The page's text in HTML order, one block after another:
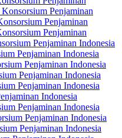
Penjaminan
Penjaminan
Penjaminan
Penjaminan Indonesia
Penjaminan Indonesia
Penjaminan Indonesia
Penjaminan Indonesia
Penjaminan Indonesia
Indonesia
Penjaminan Indonesia
Penjaminan Indonesia
Penjaminan Indonesia